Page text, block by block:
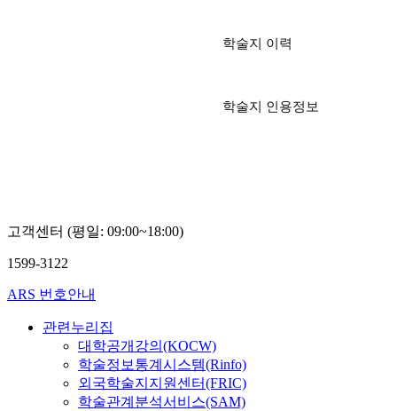
학술지 이력
학술지 인용정보
고객센터 (평일: 09:00~18:00)
1599-3122
ARS 번호안내
관련누리집
대학공개강의(KOCW)
학술정보통계시스템(Rinfo)
외국학술지지원센터(FRIC)
학술관계분석서비스(SAM)